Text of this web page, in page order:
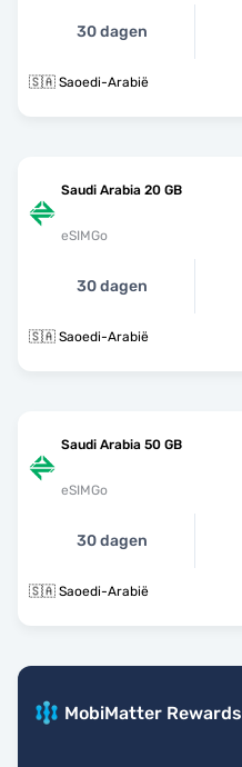
30 dagen
🇸🇦 Saoedi-Arabië
Saudi Arabia 20 GB
eSIMGo
30 dagen
🇸🇦 Saoedi-Arabië
Saudi Arabia 50 GB
eSIMGo
30 dagen
🇸🇦 Saoedi-Arabië
MobiMatter Rewards